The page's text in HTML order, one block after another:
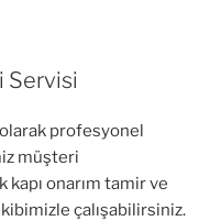
Servisi
profesyonel
müşteri
onarım tamir ve
çalışabilirsiniz.